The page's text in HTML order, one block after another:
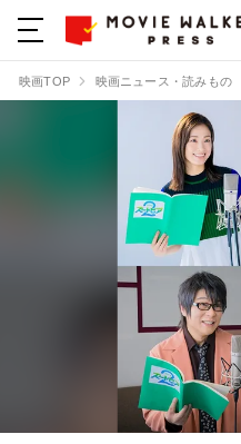
映画TOP 映画ニュース・読みもの